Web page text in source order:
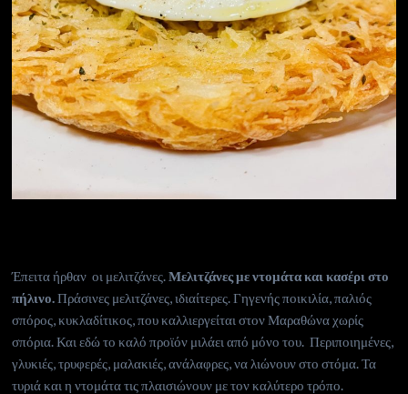
Έπειτα ήρθαν οι μελιτζάνες.Μελιτζάνες με ντομάτα και κασέρι στο
πήλινο.Πράσινες μελιτζάνες, ιδιαίτερες. Γηγενής ποικιλία, παλιός
σπόρος, κυκλαδίτικος, που καλλιεργείται στον Μαραθώνα χωρίς
σπόρια. Και εδώ το καλό προϊόν μιλάει από μόνο του. Περιποιημένες,
γλυκιές, τρυφερές, μαλακιές, ανάλαφρες, να λιώνουν στο στόμα. Τα
τυριά και η ντομάτα τις πλαισιώνουν με τον καλύτερο τρόπο.